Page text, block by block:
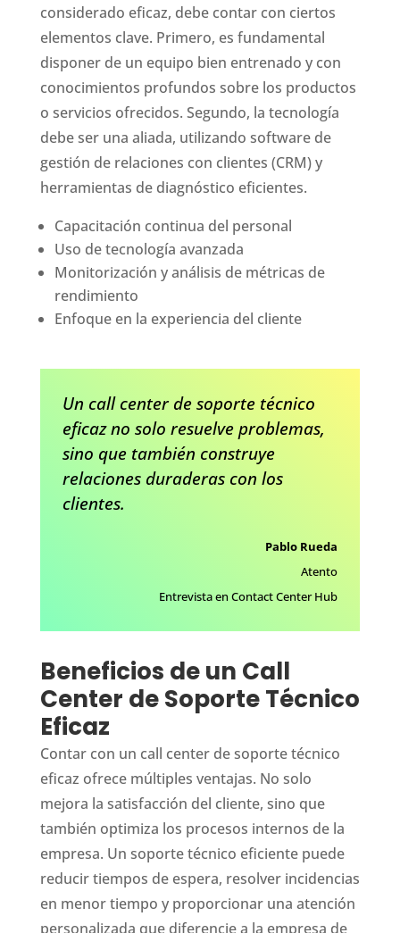
considerado eficaz, debe contar con ciertos
elementos clave. Primero, es fundamental
disponer de un equipo bien entrenado y con
conocimientos profundos sobre los productos
o servicios ofrecidos. Segundo, la tecnología
debe ser una aliada, utilizando software de
gestión de relaciones con clientes (CRM) y
herramientas de diagnóstico eficientes.
Capacitación continua del personal
Uso de tecnología avanzada
Monitorización y análisis de métricas de
rendimiento
Enfoque en la experiencia del cliente
Un call center de soporte técnico
eficaz no solo resuelve problemas,
sino que también construye
relaciones duraderas con los
clientes.
Pablo Rueda
Atento
Entrevista en Contact Center Hub
Beneficios de un Call
Center de Soporte Técnico
Eficaz
Contar con un call center de soporte técnico
eficaz ofrece múltiples ventajas. No solo
mejora la satisfacción del cliente, sino que
también optimiza los procesos internos de la
empresa. Un soporte técnico eficiente puede
reducir tiempos de espera, resolver incidencias
en menor tiempo y proporcionar una atención
personalizada que diferencie a la empresa de